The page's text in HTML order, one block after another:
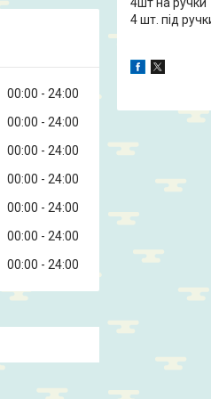
4 шт. під
00:00
24:00
00:00
24:00
00:00
24:00
00:00
24:00
00:00
24:00
00:00
24:00
00:00 24:00